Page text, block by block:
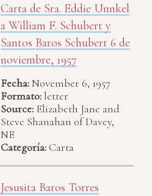
Carta de Sra. Eddie Unnkel
a William F. Schubert y
Santos Baros Schubert 6 de
noviembre, 1957
Fecha:November 6, 1957
Formato: letter
Source: Elizabeth Jane and
Steve Shanahan of Davey,
NE
Categoría:Carta
Jesusita Baros Torres